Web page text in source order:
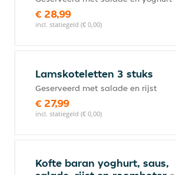
€ 28,99
incl. statiegeld (€ 0,00)
Lamskoteletten 3 stuks
Geserveerd met salade en rijst
€ 27,99
incl. statiegeld (€ 0,00)
Kofte baran yoghurt, saus,